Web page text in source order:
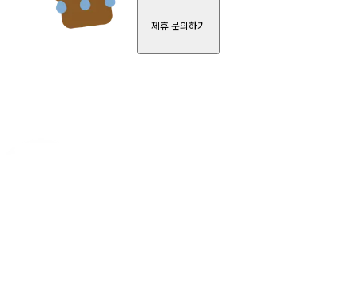
제휴 문의하기